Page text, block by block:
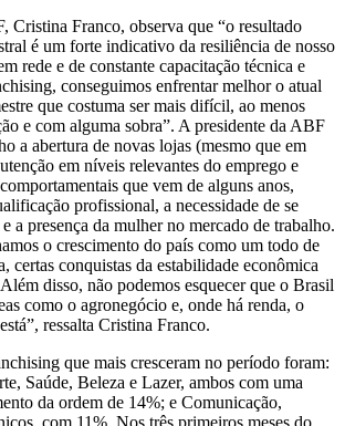
Cristina Franco, observa que “o resultado
é um forte indicativo da resiliência de nosso
rede e de constante capacitação técnica e
conseguimos enfrentar melhor o atual
que costuma ser mais difícil, ao menos
e com alguma sobra”. A presidente da ABF
a abertura de novas lojas (mesmo que em
em níveis relevantes do emprego e
que vem de alguns anos,
profissional, a necessidade de se
a presença da mulher no mercado de trabalho.
o crescimento do país como um todo de
certas conquistas da estabilidade econômica
disso, não podemos esquecer que o Brasil
como o agronegócio e, onde há renda, o
ressalta Cristina Franco.
que mais cresceram no período foram:
Saúde, Beleza e Lazer, ambos com uma
da ordem de 14%; e Comunicação,